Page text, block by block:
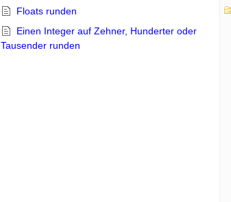
Floats runden
Einen Integer auf Zehner, Hunderter oder
Tausender runden